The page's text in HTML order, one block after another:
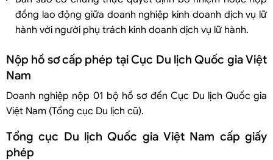
đồng lao động giữa doanh nghiệp kinh doanh dịch vụ lữ
hành với người phụ trách kinh doanh dịch vụ lữ hành.
Nộp hồ sơ cấp phép tại Cục Du lịch Quốc gia Việt
Nam
Doanh nghiệp nộp 01 bộ hồ sơ đến Cục Du lịch Quốc gia
Việt Nam (Tổng cục Du lịch cũ).
Tổng cục Du lịch Quốc gia Việt Nam cấp giấy
phép